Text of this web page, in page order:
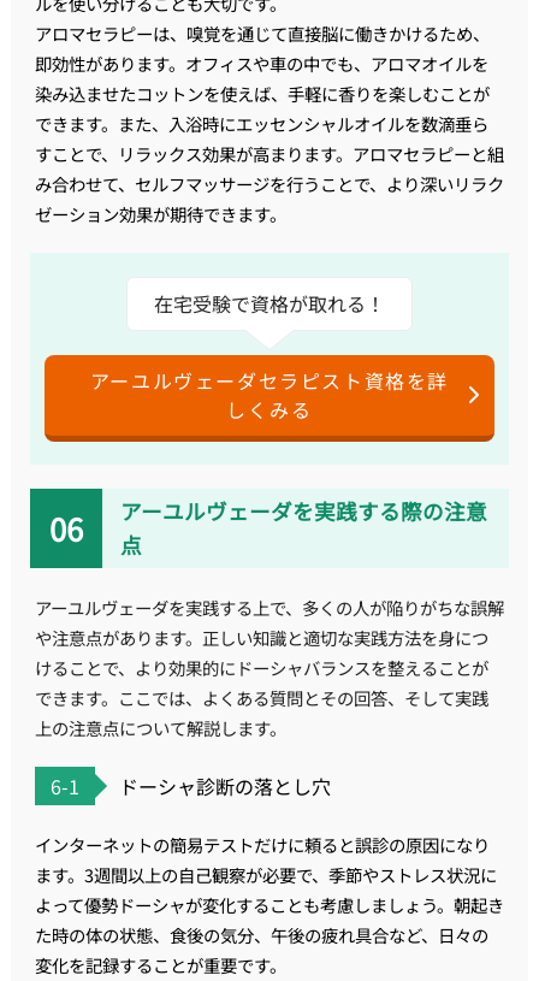
アロマセラピーは、嗅覚を通じて直接脳に働きかけるため、
即効性があります。オフィスや車の中でも、アロマオイルを
染み込ませたコットンを使えば、手軽に香りを楽しむことが
できます。また、入浴時にエッセンシャルオイルを数滴垂ら
すことで、リラックス効果が高まります。アロマセラピーと組
み合わせて、セルフマッサージを行うことで、より深いリラク
ゼーション効果が期待できます。
在宅受験で資格が取れる！
アーユルヴェーダセラピスト資格を詳
しくみる
アーユルヴェーダを実践する際の注意
点
アーユルヴェーダを実践する上で、多くの人が陥りがちな誤解
や注意点があります。正しい知識と適切な実践方法を身につ
けることで、より効果的にドーシャバランスを整えることが
できます。ここでは、よくある質問とその回答、そして実践
上の注意点について解説します。
6-1 ドーシャ診断の落とし穴
インターネットの簡易テストだけに頼ると誤診の原因になり
ます。3週間以上の自己観察が必要で、季節やストレス状況に
よって優勢ドーシャが変化することも考慮しましょう。朝起き
た時の体の状態、食後の気分、午後の疲れ具合など、日々の
変化を記録することが重要です。